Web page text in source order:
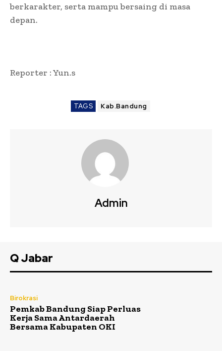
berkarakter, serta mampu bersaing di masa
depan.
Reporter : Yun.s
TAGS Kab.Bandung
Admin
Q Jabar
Birokrasi
Pemkab Bandung Siap Perluas
Kerja Sama Antardaerah
Bersama Kabupaten OKI